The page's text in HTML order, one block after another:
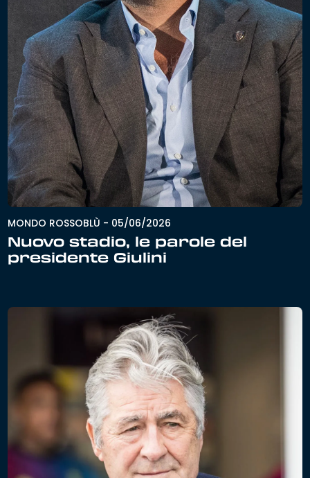
MONDO ROSSOBLÙ - 05/06/2026
Nuovo stadio, le parole del
presidente Giulini